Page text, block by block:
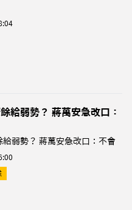
給弱勢？ 蔣萬安急改口：
給弱勢？ 蔣萬安急改口：不會